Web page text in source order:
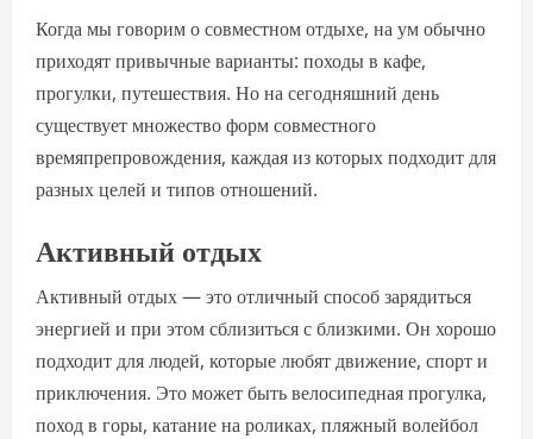
Когда мы говорим о совместном отдыхе, на ум обычно
приходят привычные варианты: походы в кафе,
прогулки, путешествия. Но на сегодняшний день
существует множество форм совместного
времяпрепровождения, каждая из которых подходит для
разных целей и типов отношений.
Активный отдых
Активный отдых — это отличный способ зарядиться
энергией и при этом сблизиться с близкими. Он хорошо
подходит для людей, которые любят движение, спорт и
приключения. Это может быть велосипедная прогулка,
поход в горы, катание на роликах, пляжный волейбол